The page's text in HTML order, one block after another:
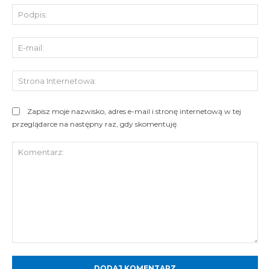
Zapisz moje nazwisko, adres e-mail i stronę internetową w tej
przeglądarce na następny raz, gdy skomentuję.